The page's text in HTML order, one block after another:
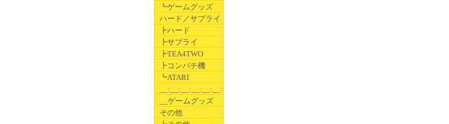
┗ゲームグッズ
ハード／サプライ
┣ハード
┣サプライ
┣TEA4TWO
┣コンパチ機
┗ATARI
__:__:__:__:__:__:__
__ゲームグッズ
その他